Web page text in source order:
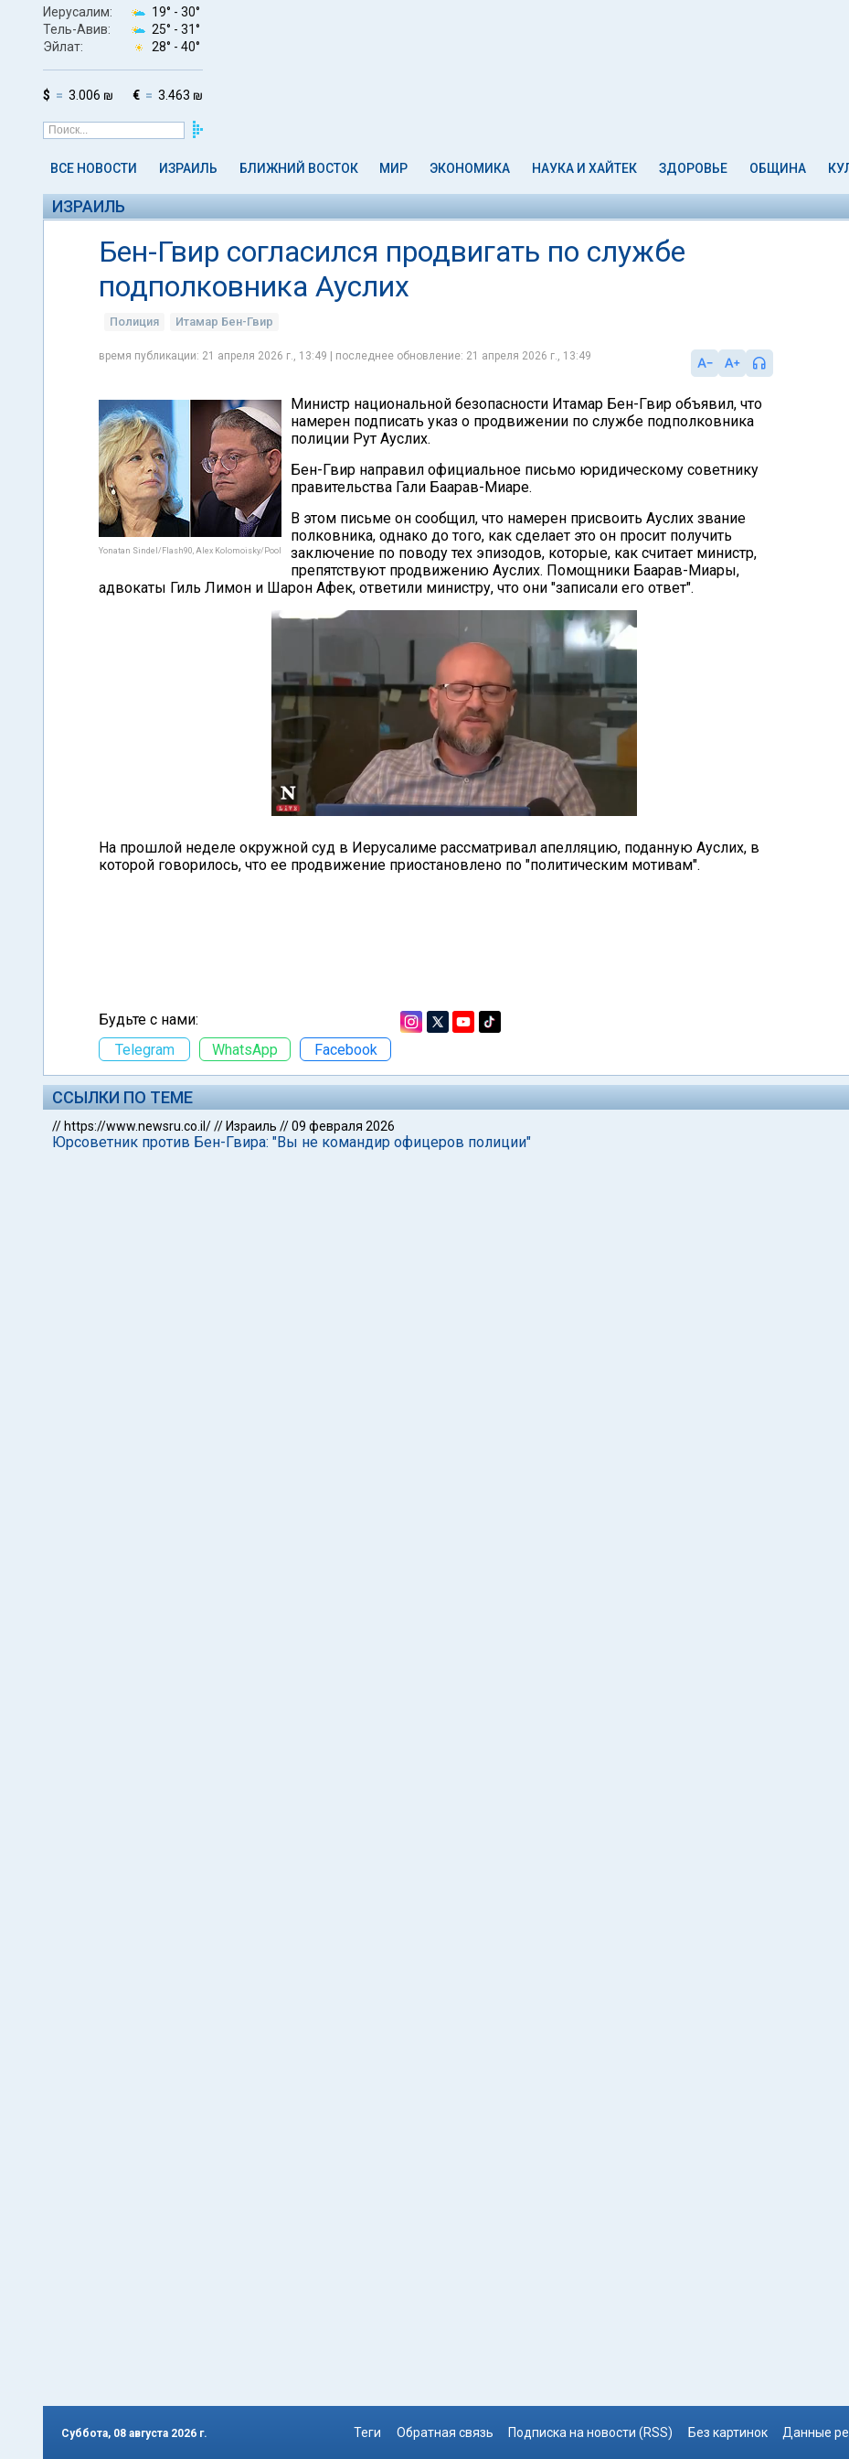
Иерусалим: 19° - 30°
Тель-Авив:
25° - 31°
Эйлат:
28° - 40°
$ 3.006 ₪ € 3.463 ₪
ВСЕ НОВОСТИ ИЗРАИЛЬ БЛИЖНИЙ ВОСТОК МИР ЭКОНОМИКА НАУКА И ХАЙТЕК ЗДОРОВЬЕ ОБЩИНА
ИЗРАИЛЬ
Бен-Гвир согласился продвигать по службе
подполковника Ауслих
Полиция Итамар Бен-Гвир
время публикации: 21 апреля 2026 г., 13:49 | последнее обновление: 21 апреля 2026 г., 13:49
Yonatan Sindel/Flash90, Alex Kolomoisky/Pool
Министр национальной безопасности Итамар Бен-Гвир объявил, что
намерен подписать указ о продвижении по службе подполковника
полиции Рут Ауслих.
Бен-Гвир направил официальное письмо юридическому советнику
правительства Гали Баарав-Миаре.
В этом письме он сообщил, что намерен присвоить Ауслих звание
полковника, однако до того, как сделает это он просит получить
заключение по поводу тех эпизодов, которые, как считает министр,
препятствуют продвижению Ауслих. Помощники Баарав-Миары,
адвокаты Гиль Лимон и Шарон Афек, ответили министру, что они "записали его ответ".
На прошлой неделе окружной суд в Иерусалиме рассматривал апелляцию, поданную Ауслих, в
которой говорилось, что ее продвижение приостановлено по "политическим мотивам".
Будьте с нами:
Telegram
WhatsApp Facebook
ССЫЛКИ ПО ТЕМЕ
// https://www.newsru.co.il/// Израиль //09 февраля 2026
Юрсоветник против Бен-Гвира: "Вы не командир офицеров полиции"
Суббота, 08 августа 2026 г. Теги Обратная связь Подписка на новости (RSS) Без картинок Данные